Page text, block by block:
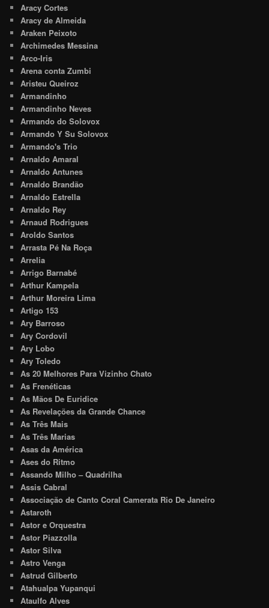
Aracy Cortes
Aracy de Almeida
Araken Peixoto
Archimedes Messina
Arco-Iris
Arena conta Zumbi
Aristeu Queiroz
Armandinho
Armandinho Neves
Armando do Solovox
Armando Y Su Solovox
Armando's Trio
Arnaldo Amaral
Arnaldo Antunes
Arnaldo Brandão
Arnaldo Estrella
Arnaldo Rey
Arnaud Rodrigues
Aroldo Santos
Arrasta Pé Na Roça
Arrelia
Arrigo Barnabé
Arthur Kampela
Arthur Moreira Lima
Artigo 153
Ary Barroso
Ary Cordovil
Ary Lobo
Ary Toledo
As 20 Melhores Para Vizinho Chato
As Frenéticas
As Mãos De Euridice
As Revelações da Grande Chance
As Três Mais
As Três Marias
Asas da América
Ases do Ritmo
Assando Milho – Quadrilha
Assis Cabral
Associação de Canto Coral Camerata Rio De Janeiro
Astaroth
Astor e Orquestra
Astor Piazzolla
Astor Silva
Astro Venga
Astrud Gilberto
Atahualpa Yupanqui
Ataulfo Alves